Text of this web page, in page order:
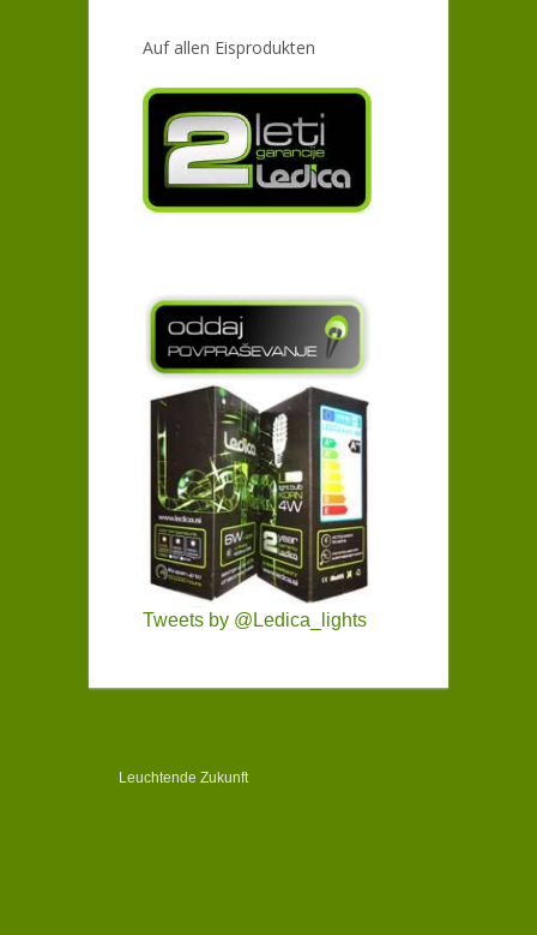
Auf allen Eisprodukten
Tweets by @Ledica_lights
Leuchtende Zukunft